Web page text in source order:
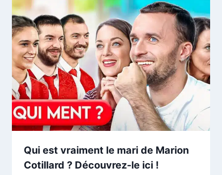
Qui est vraiment le mari de Marion
Cotillard ? Découvrez-le ici !